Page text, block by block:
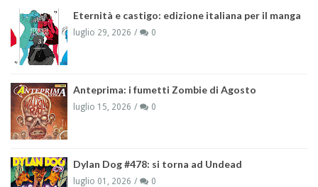
Eternità e castigo: edizione italiana per il manga
luglio 29, 2026 0
Anteprima: i fumetti Zombie di Agosto
luglio 15, 2026 0
Dylan Dog #478: si torna ad Undead
luglio 01, 2026 0